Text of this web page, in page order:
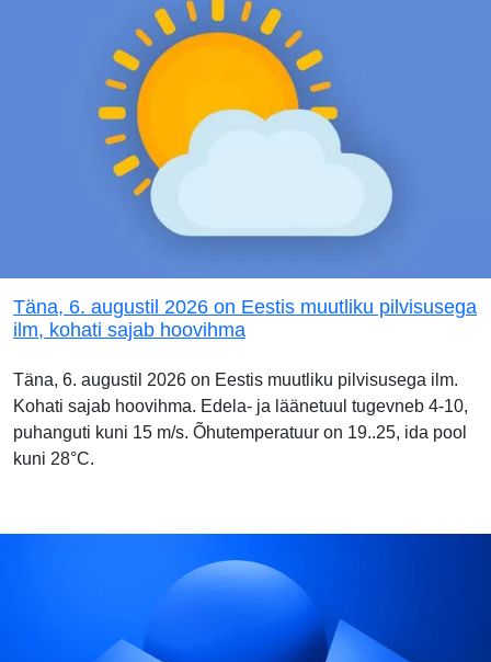
Täna, 6. augustil 2026 on Eestis muutliku pilvisusega
ilm, kohati sajab hoovihma
Täna, 6. augustil 2026 on Eestis muutliku pilvisusega ilm.
Kohati sajab hoovihma. Edela- ja läänetuul tugevneb 4-10,
puhanguti kuni 15 m/s. Õhutemperatuur on 19..25, ida pool
kuni 28°C.